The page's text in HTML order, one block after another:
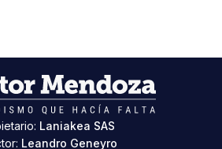
Laniakea SAS
Leandro Geneyro